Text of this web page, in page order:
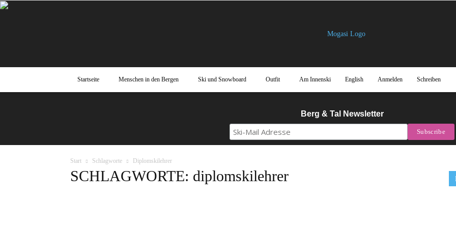
Startseite Menschen in den Bergen Ski und Snowboard Outfit Am Innenski English Anmelden Schreiben
Berg & Tal Newsletter
Start Schlagworte Diplomskilehrer
SCHLAGWORTE: diplomskilehrer